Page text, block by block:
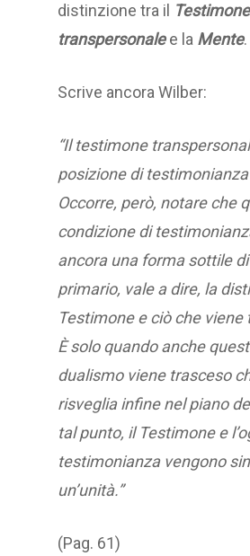
distinzione tra il Testimone
transpersonalee la Mente.
Scrive ancora Wilber:
“Il testimone
posizione di
Occorre, però, notare che
condizione di
ancora una forma sottile
primario, vale a dire, la
Testimone e ciò che
È solo quando anche
dualismo viene trasceso
risveglia infine nel piano
tal punto, il Testimone e
testimonianza vengono
un’unità.”
(Pag. 61)